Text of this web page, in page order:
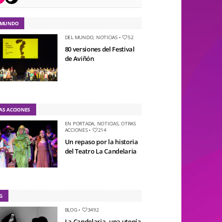
DEL MUNDO, NOTICIAS• 52
80 versiones del Festival
de Aviñón
ACCIONES
EN PORTADA, NOTICIAS,OTRAS
ACCIONES• 214
Un repaso por la historia
del Teatro La Candelaria
BLOG• 3492